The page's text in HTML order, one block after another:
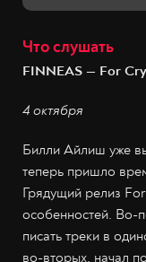
Что слушать
FINNEAS — For
4 октября
Билли Айлиш уже
теперь пришло
Грядущий релиз
особенностей. Во-
писать треки в
во-вторых, начал